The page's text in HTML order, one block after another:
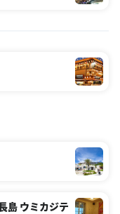
島 ウミカジテ